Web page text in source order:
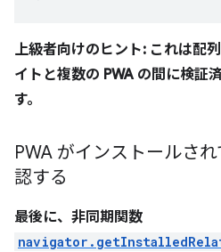
上級者向けのヒント: これは配
イトと複数の PWA の間に検証
す。
PWA がインストールさ
認する
最後に、非同期関数